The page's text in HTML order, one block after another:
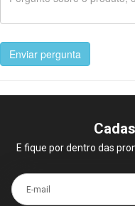
Enviar pergunta
E fique por dentro das
E-mail